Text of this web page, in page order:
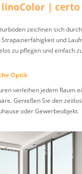
| certo
zeichnen sich
Strapazierfähigkeit und
zu pflegen und einfach
Optik
verleihen jedem Raum
Genießen Sie den
oder Gewerbeobjekt.